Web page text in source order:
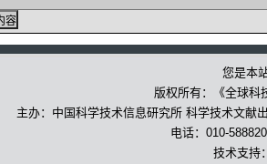
您是本
版权所有：《全球科
主办：中国科学技术信息研究所 科学技术文献
电话：010-
技术支持